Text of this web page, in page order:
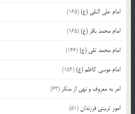
امام علی النقی (ع)(165)
امام محمد باقر (ع)(165)
امام محمد تقی (ع)(146)
امام موسی کاظم (ع)(152)
امر به معروف و نهی از منکر (63)
امور تربیتی فرزندان(51)